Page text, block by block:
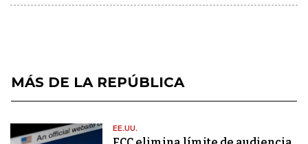
MÁS DE LA REPÚBLICA
EE.UU.